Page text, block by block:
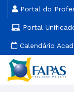
Portal do
Portal
Calendário